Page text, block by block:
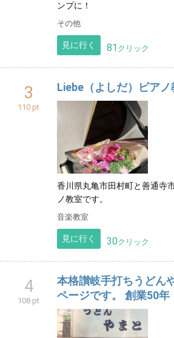
ンプに！
その他
見に行く 81 クリック
3
110 pt
Liebe（よしだ）ピアノ
香川県丸亀市田村町と善通寺
ノ教室です。
音楽教室
見に行く 30クリック
4
108 pt
本格讃岐手打ちうどん
ページです。 創業50年